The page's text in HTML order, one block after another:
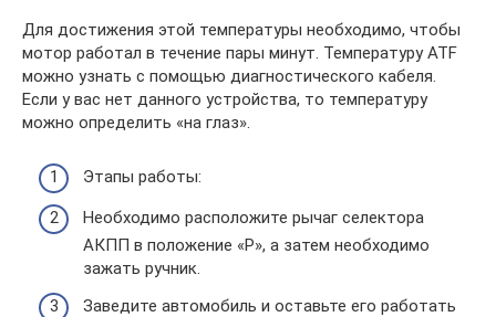
Для достижения этой температуры необходимо, чтобы
мотор работал в течение пары минут. Температуру ATF
можно узнать с помощью диагностического кабеля.
Если у вас нет данного устройства, то температуру
можно определить «на глаз».
Этапы работы:
Необходимо расположите рычаг селектора
АКПП в положение «Р», а затем необходимо
зажать ручник.
Заведите автомобиль и оставьте его работать